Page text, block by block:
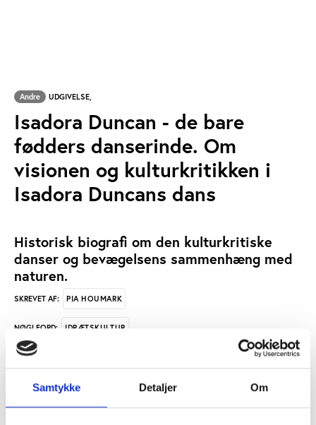
Samtykke Detaljer Om
Andre UDGIVELSE,
Isadora Duncan - de bare
fødders danserinde. Om
visionen og kulturkritikken i
Isadora Duncans dans
Historisk biografi om den kulturkritiske
danser og bevægelsens sammenhæng med
naturen.
SKREVET AF: PIA HOUMARK
NØGLEORD: IDRÆTSKULTUR
ÅBN RAPPORT